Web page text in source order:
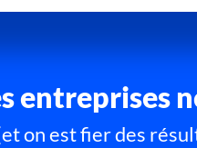
entreprises
on est fier des